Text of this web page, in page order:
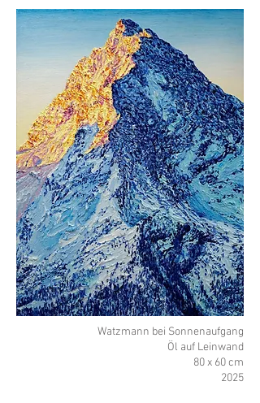
Watzmann bei Sonnenaufgang
Öl auf Leinwand
80 x 60 cm
2025